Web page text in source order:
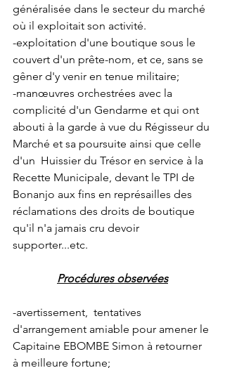
généralisée dans le secteur du marché
où il exploitait son activité.
-exploitation d'une boutique sous le
couvert d'un prête-nom, et ce, sans se
gêner d'y venir en tenue militaire;
-manœuvres orchestrées avec la
complicité d'un Gendarme et qui ont
abouti à la garde à vue du Régisseur du
Marché et sa poursuite ainsi que celle
d'un  Huissier du Trésor en service à la
Recette Municipale, devant le TPI de
Bonanjo aux fins en représailles des
réclamations des droits de boutique
qu'il n'a jamais cru devoir
supporter...etc.
Procédures observées
-avertissement,  tentatives
d'arrangement amiable pour amener le
Capitaine EBOMBE Simon à retourner
à meilleure fortune;